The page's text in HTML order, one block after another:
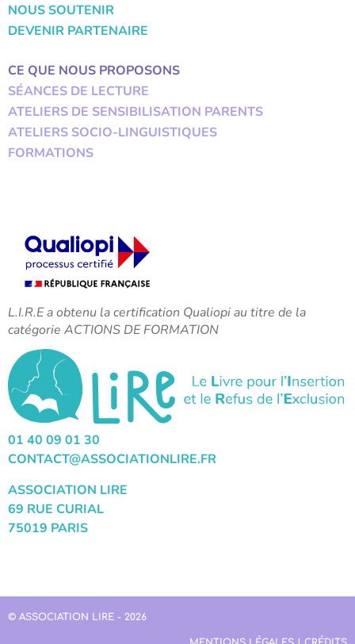
NOUS SOUTENIR
DEVENIR PARTENAIRE
CE QUE NOUS PROPOSONS
SÉANCES DE LECTURE
ATELIERS DE SENSIBILISATION PARENTS
ATELIERS SOCIO-LINGUISTIQUES
FORMATIONS
L.I.R.E a obtenu la certification Qualiopi au titre de la
catégorie ACTIONS DE FORMATION
01 40 09 01 30
CONTACT@ASSOCIATIONLIRE.FR
ASSOCIATION LIRE
69 RUE CURIAL
75019 PARIS
© ASSOCIATION LIRE - 2026